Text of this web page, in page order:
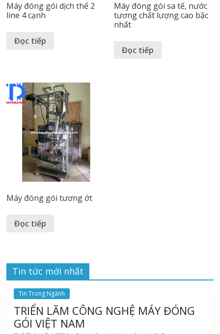
Máy đóng gói dịch thể 2
line 4 cạnh
Đọc tiếp
Máy đóng gói sa tế, nước
tương chất lượng cao bậc
nhất
Đọc tiếp
Máy đóng gói tương ớt
Đọc tiếp
Tin tức mới nhất
Tin Trong Ngành
TRIỂN LÃM CÔNG NGHỆ MÁY ĐÓNG
GÓI VIỆT NAM